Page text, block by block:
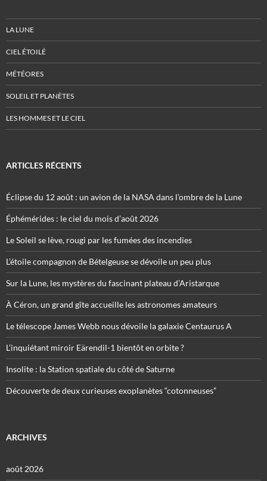
LA LUNE
CIEL ÉTOILÉ
MÉTÉORES
SOLEIL ET PLANÈTES
LES HOMMES ET LE CIEL
ARTICLES RÉCENTS
Éclipse du 12 août : un avion de la NASA dans l’ombre de la Lune
Éphémérides : le ciel du mois d’août 2026
Le Soleil se lève, rougi par les fumées des incendies
L’étoile compagnon de Bételgeuse se dévoile un peu plus
Sur la Lune, les mystères du fascinant plateau d’Aristarque
À Céron, un grand gîte accueille les astronomes amateurs
Le télescope James Webb nous dévoile la galaxie Centaurus A
L’inquiétant miroir Eärendil-1 bientôt en orbite ?
Insolite : la Station spatiale du côté de Saturne
Découverte de deux curieuses exoplanètes “cotonneuses”
ARCHIVES
août 2026